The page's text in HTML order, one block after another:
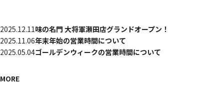
2025.12.11味の名門 大将軍瀬田店グランドオープン！
2025.11.06年末年始の営業時間について
2025.05.04ゴールデンウィークの営業時間について
MORE